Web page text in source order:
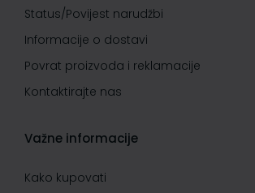
Status/Povijest narudžbi
Informacije o dostavi
Povrat proizvoda i reklamacije
Kontaktirajte nas
Važne informacije
Kako kupovati